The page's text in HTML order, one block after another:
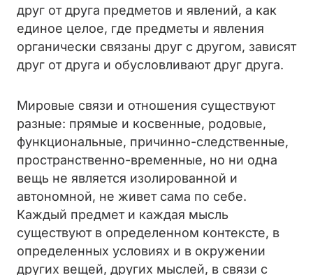
друг от друга предметов и явлений, а как
единое целое, где предметы и явления
органически связаны друг с другом, зависят
друг от друга и обусловливают друг друга.
Мировые связи и отношения существуют
разные: прямые и косвенные, родовые,
функциональные, причинно-следственные,
пространственно-временные, но ни одна
вещь не является изолированной и
автономной, не живет сама по себе.
Каждый предмет и каждая мысль
существуют в определенном контексте, в
определенных условиях и в окружении
других вещей, других мыслей, в связи с